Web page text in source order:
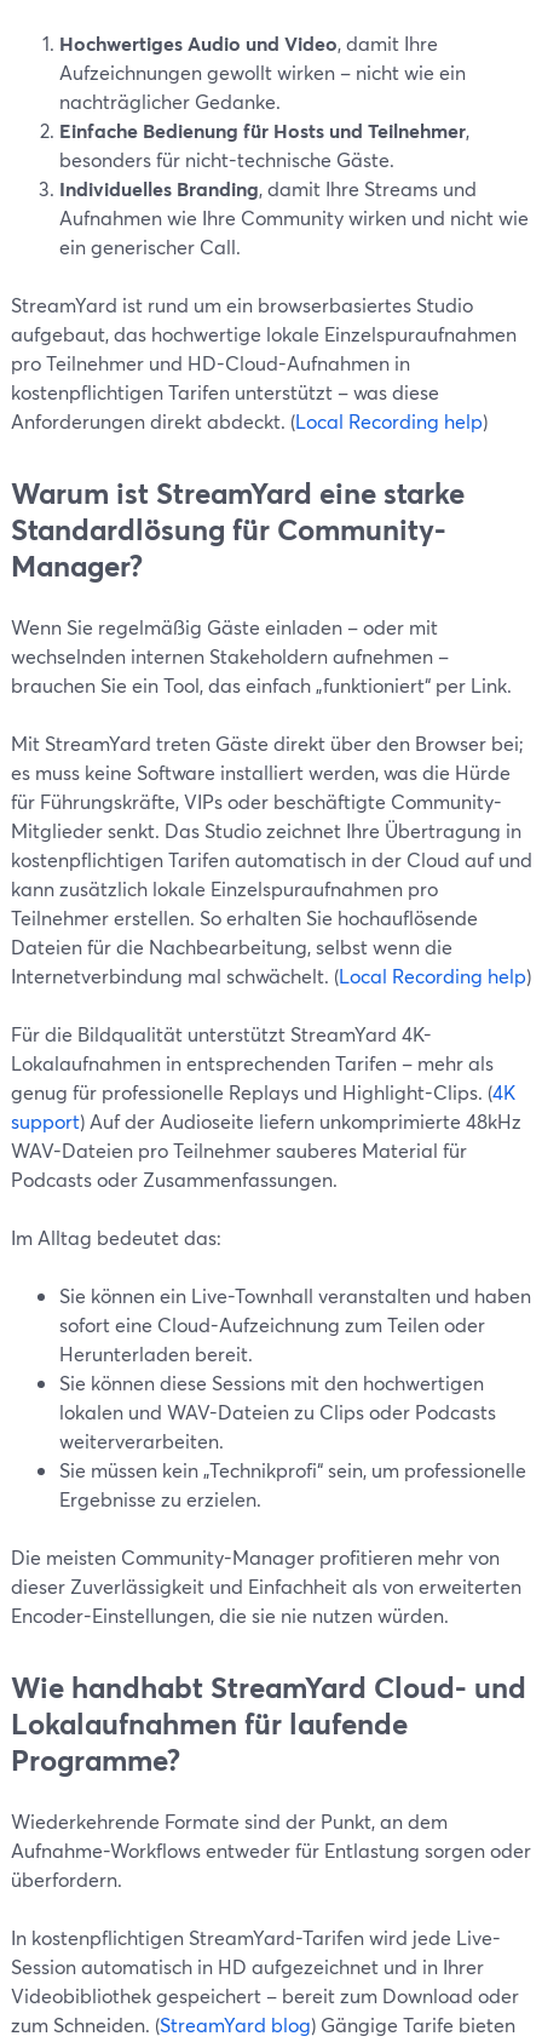
Hochwertiges Audio und Video, damit Ihre
Aufzeichnungen gewollt wirken – nicht wie ein
nachträglicher Gedanke.
Einfache Bedienung für Hosts und Teilnehmer,
besonders für nicht-technische Gäste.
Individuelles Branding, damit Ihre Streams und
Aufnahmen wie Ihre Community wirken und nicht wie
ein generischer Call.
StreamYard ist rund um ein browserbasiertes Studio
aufgebaut, das hochwertige lokale Einzelspuraufnahmen
pro Teilnehmer und HD-Cloud-Aufnahmen in
kostenpflichtigen Tarifen unterstützt – was diese
Anforderungen direkt abdeckt. (Local Recording help)
Warum ist StreamYard eine starke
Standardlösung für Community-
Manager?
Wenn Sie regelmäßig Gäste einladen – oder mit
wechselnden internen Stakeholdern aufnehmen –
brauchen Sie ein Tool, das einfach „funktioniert“ per Link.
Mit StreamYard treten Gäste direkt über den Browser bei;
es muss keine Software installiert werden, was die Hürde
für Führungskräfte, VIPs oder beschäftigte Community-
Mitglieder senkt. Das Studio zeichnet Ihre Übertragung in
kostenpflichtigen Tarifen automatisch in der Cloud auf und
kann zusätzlich lokale Einzelspuraufnahmen pro
Teilnehmer erstellen. So erhalten Sie hochauflösende
Dateien für die Nachbearbeitung, selbst wenn die
Internetverbindung mal schwächelt. (Local Recording help)
Für die Bildqualität unterstützt StreamYard 4K-
Lokalaufnahmen in entsprechenden Tarifen – mehr als
genug für professionelle Replays und Highlight-Clips. (4K
support) Auf der Audioseite liefern unkomprimierte 48kHz
WAV-Dateien pro Teilnehmer sauberes Material für
Podcasts oder Zusammenfassungen.
Im Alltag bedeutet das:
Sie können ein Live-Townhall veranstalten und haben
sofort eine Cloud-Aufzeichnung zum Teilen oder
Herunterladen bereit.
Sie können diese Sessions mit den hochwertigen
lokalen und WAV-Dateien zu Clips oder Podcasts
weiterverarbeiten.
Sie müssen kein „Technikprofi“ sein, um professionelle
Ergebnisse zu erzielen.
Die meisten Community-Manager profitieren mehr von
dieser Zuverlässigkeit und Einfachheit als von erweiterten
Encoder-Einstellungen, die sie nie nutzen würden.
Wie handhabt StreamYard Cloud- und
Lokalaufnahmen für laufende
Programme?
Wiederkehrende Formate sind der Punkt, an dem
Aufnahme-Workflows entweder für Entlastung sorgen oder
überfordern.
In kostenpflichtigen StreamYard-Tarifen wird jede Live-
Session automatisch in HD aufgezeichnet und in Ihrer
Videobibliothek gespeichert – bereit zum Download oder
zum Schneiden. (StreamYard blog) Gängige Tarife bieten